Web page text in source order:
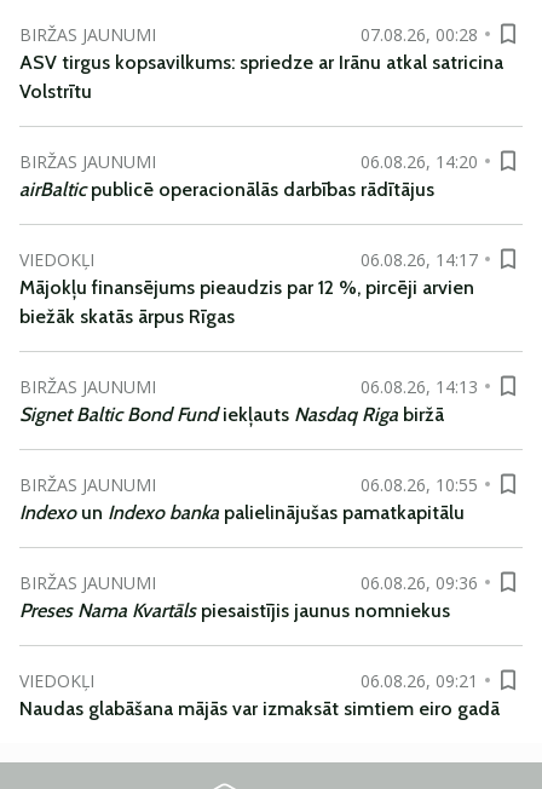
BIRŽAS JAUNUMI
07.08.26, 00:28
ASV tirgus kopsavilkums: spriedze ar Irānu atkal satricina
Volstrītu
BIRŽAS JAUNUMI
06.08.26, 14:20
airBalticpublicē operacionālās darbības rādītājus
VIEDOKĻI
06.08.26, 14:17
Mājokļu finansējums pieaudzis par 12 %, pircēji arvien
biežāk skatās ārpus Rīgas
BIRŽAS JAUNUMI
06.08.26, 14:13
Signet Baltic Bond Fundiekļauts Nasdaq Riga biržā
BIRŽAS JAUNUMI
06.08.26, 10:55
Indexoun Indexo banka palielinājušas pamatkapitālu
BIRŽAS JAUNUMI
06.08.26, 09:36
Preses Nama Kvartāls piesaistījis jaunus nomniekus
VIEDOKĻI
06.08.26, 09:21
Naudas glabāšana mājās var izmaksāt simtiem eiro gadā